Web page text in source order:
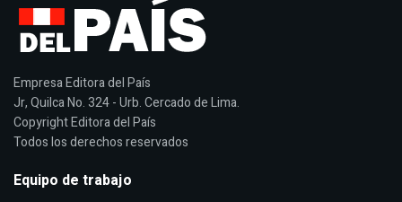
Empresa Editora del País
Jr, Quilca No. 324 - Urb. Cercado de Lima.
Copyright Editora del País
Todos los derechos reservados
Equipo de trabajo